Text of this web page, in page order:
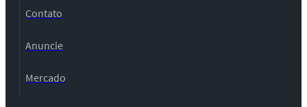
Contato
Anuncie
Mercado